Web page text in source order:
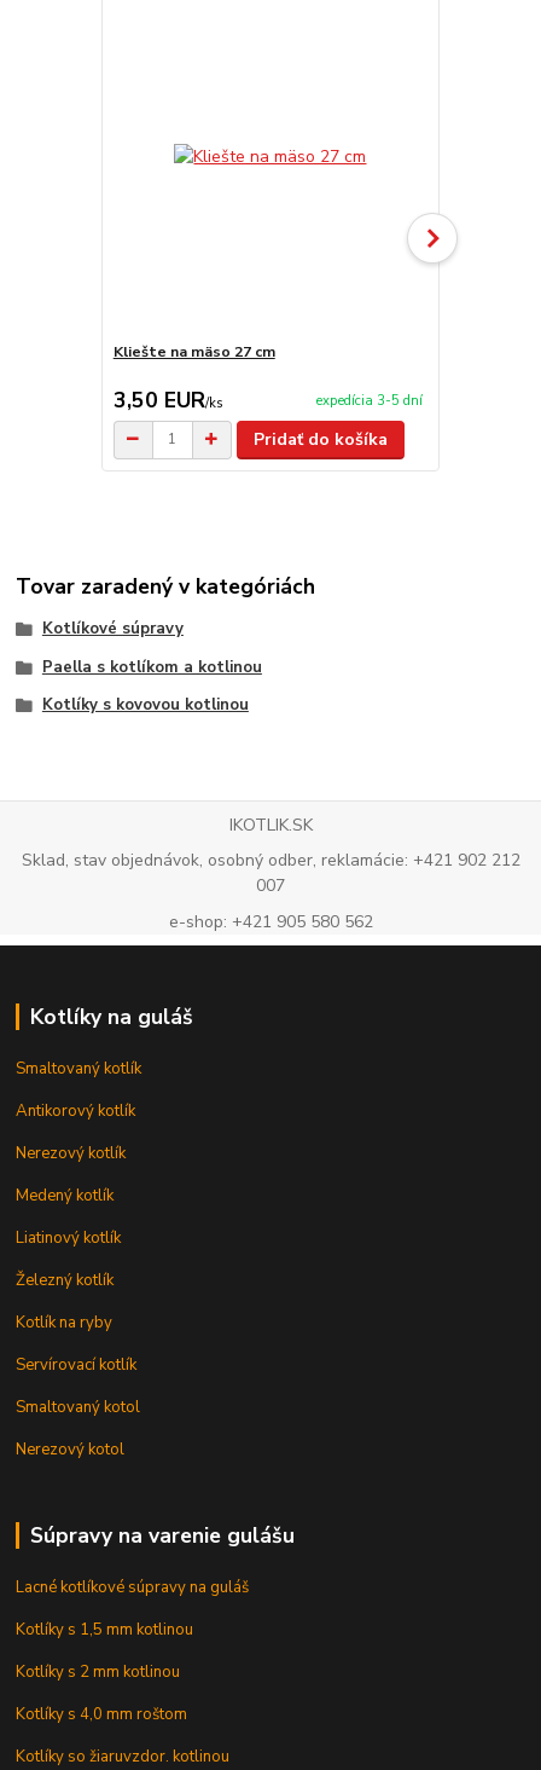
Kliešte na mäso 27 cm
3,50 EUR/ks expedícia 3-5 dní
Pridať do košíka
Tovar zaradený v kategóriách
Kotlíkové súpravy
Paella s kotlíkom a kotlinou
Kotlíky s kovovou kotlinou
IKOTLIK.SK
Sklad, stav objednávok, osobný odber, reklamácie: +421 902 212
007
e-shop: +421 905 580 562
Kotlíky na guláš
Smaltovaný kotlík
Antikorový kotlík
Nerezový kotlík
Medený kotlík
Liatinový kotlík
Železný kotlík
Kotlík na ryby
Servírovací kotlík
Smaltovaný kotol
Nerezový kotol
Súpravy na varenie gulášu
Lacné kotlíkové súpravy na guláš
Kotlíky s 1,5 mm kotlinou
Kotlíky s 2 mm kotlinou
Kotlíky s 4,0 mm roštom
Kotlíky so žiaruvzdor. kotlinou